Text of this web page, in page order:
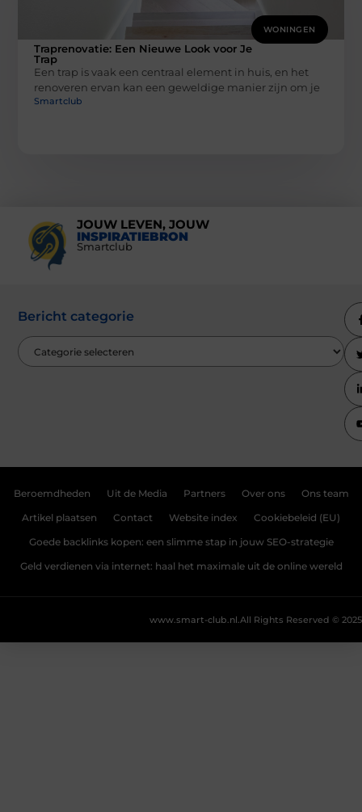
WONINGEN
Traprenovatie: Een Nieuwe Look voor Je
Trap
Een trap is vaak een centraal element in huis, en het
renoveren ervan kan een geweldige manier zijn om je
Smartclub
JOUW LEVEN, JOUW
INSPIRATIEBRON
Smartclub
Bericht categorie
Beroemdheden Uit de Media Partners Over ons Ons team
Artikel plaatsen Contact Website index Cookiebeleid (EU)
Goede backlinks kopen: een slimme stap in jouw SEO-strategie
Geld verdienen via internet: haal het maximale uit de online wereld
All Rights Reserved © 2025
www.smart-club.nl.